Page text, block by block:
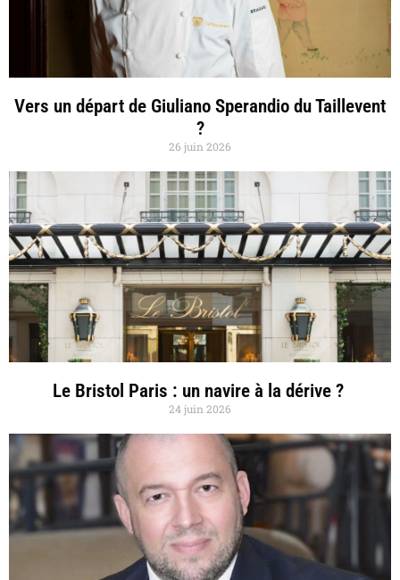
Vers un départ de Giuliano Sperandio du Taillevent
?
26 juin 2026
Le Bristol Paris : un navire à la dérive ?
24 juin 2026